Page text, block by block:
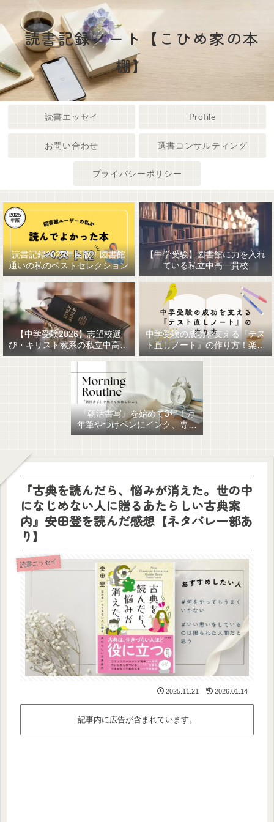
読書記録ノート【こひめ家の本
棚】
読書エッセイ Profile
お問い合わせ 選書コンサルティング
プライバシーポリシー
読書記録2025年度版！図書館
通いの私のベストセレクション
【中学受験】図書館に力を入れ
ている私立中高一貫校
【中学受験2026】志望校選
び・キリスト教系の私立中高一
貫女子校を調べてみました
中学受験の成功を支える『テス
ト直しノート』の作り方！楽に
作るための最強おすすめ文房具
『朝活書写』を始めて3年！万
年筆やつけペンにインク、専用
ノート、毎日が充実していま
『古典を読んだら、悩みが消えた。世の中
になじめない人に贈るあたらしい古典案
内』安田登を読んだ感想【ネタバレ一部あ
り】
読書エッセイ
2025.11.21 2026.01.14
記事内に広告が含まれています。